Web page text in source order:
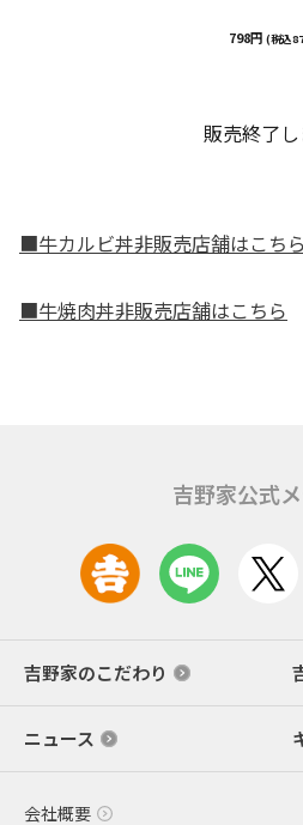
798円 (税込
販売終了
■牛カルビ丼非販売店舗はこちら
■牛焼肉丼非販売店舗はこちら
吉野家公式
吉野家のこだわり
ニュース
会社概要